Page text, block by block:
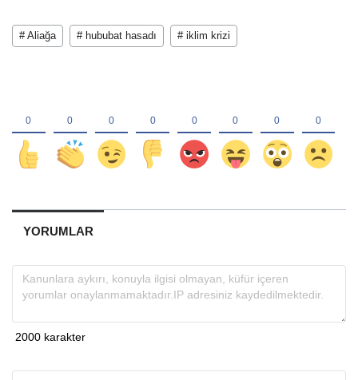
# Aliağa # hububat hasadı # iklim krizi
YORUMLAR